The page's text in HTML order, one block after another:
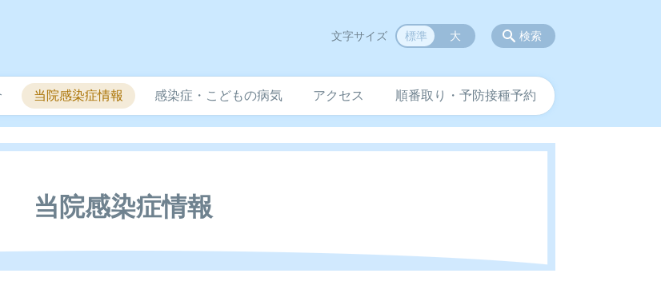
当院感染症情報 感染症・こどもの病気 アクセス 順番取り・予防接種予約
検索
文字サイズ 標準 大
当院感染症情報